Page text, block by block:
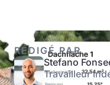
RÉDIGÉ PAR
Stefano
Travailleur